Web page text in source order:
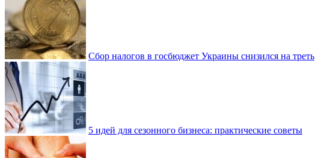
Сбор налогов в госбюджет Украины снизился на треть
5 идей для сезонного бизнеса: практические советы